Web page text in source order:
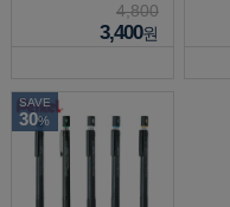
4,800
3,400원
SAVE
30%